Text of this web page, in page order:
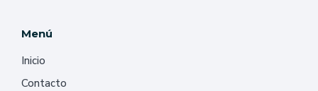
Menú
Inicio
Contacto